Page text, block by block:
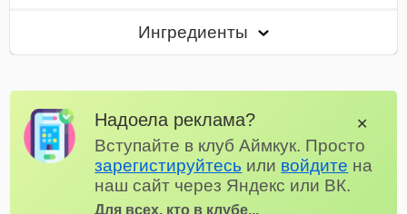
Ингредиенты
Надоела реклама?
Вступайте в клуб Аймкук. Просто
зарегистируйтесь или войдите на
наш сайт через Яндекс или ВК.
Для всех, кто в клубе...
✕